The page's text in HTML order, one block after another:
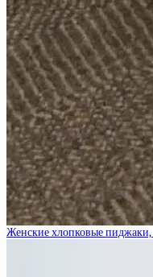
Женские хлопковые